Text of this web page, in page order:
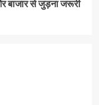
बाजार से जुड़ना जरूरी